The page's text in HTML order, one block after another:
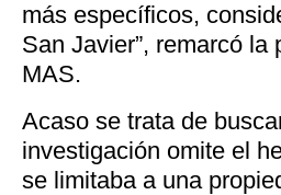
más específicos,
San Javier”, remarcó
MAS.
Acaso se trata de
investigación omite el
se limitaba a una